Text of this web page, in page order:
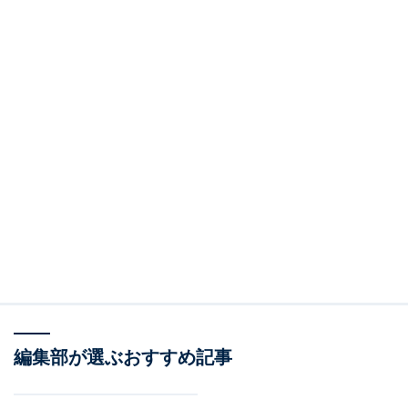
編集部が選ぶおすすめ記事